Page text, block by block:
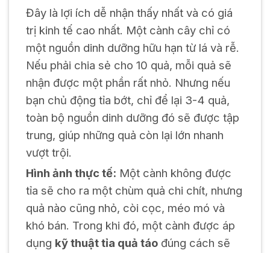
Đây là lợi ích dễ nhận thấy nhất và có giá
trị kinh tế cao nhất. Một cành cây chỉ có
một nguồn dinh dưỡng hữu hạn từ lá và rễ.
Nếu phải chia sẻ cho 10 quả, mỗi quả sẽ
nhận được một phần rất nhỏ. Nhưng nếu
bạn chủ động tỉa bớt, chỉ để lại 3-4 quả,
toàn bộ nguồn dinh dưỡng đó sẽ được tập
trung, giúp những quả còn lại lớn nhanh
vượt trội.
Hình ảnh thực tế: Một cành không được
tỉa sẽ cho ra một chùm quả chi chít, nhưng
quả nào cũng nhỏ, còi cọc, méo mó và
khó bán. Trong khi đó, một cành được áp
dụng kỹ thuật tỉa quả táođúng cách sẽ